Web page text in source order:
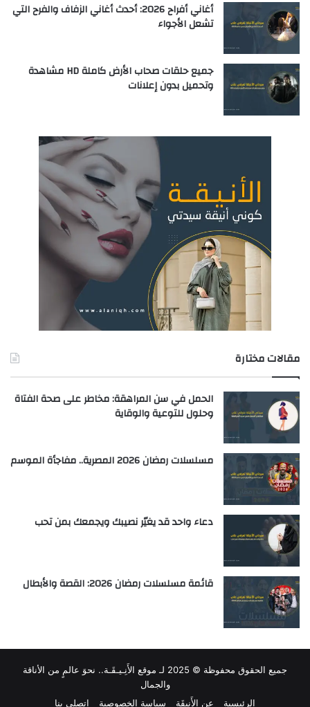
أغاني أفراح 2026: أحدث أغاني الزفاف والفرح التي
تشعل الأجواء
جميع حلقات صحاب الأرض كاملة HD مشاهدة
وتحميل بدون إعلانات
مقالات مختارة
الحمل في سن المراهقة: مخاطر على صحة الفتاة
وحلول للتوعية والوقاية
مسلسلات رمضان 2026 المصرية.. مفاجأة الموسم
دعاء واحد قد يغيّر نصيبك ويجمعك بمن تحب
قائمة مسلسلات رمضان 2026: القصة والأبطال
جميع الحقوق محفوظة © 2025 لـ
موقع الأَنِـيـقَـة.. نحوَ عالمٍ من الأناقة
والجمال
الرئيسية
عن الأَنِيقَة سياسة الخصوصية اتصلي بنا